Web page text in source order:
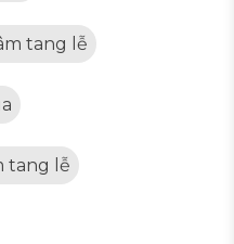
tang lễ
tang lễ